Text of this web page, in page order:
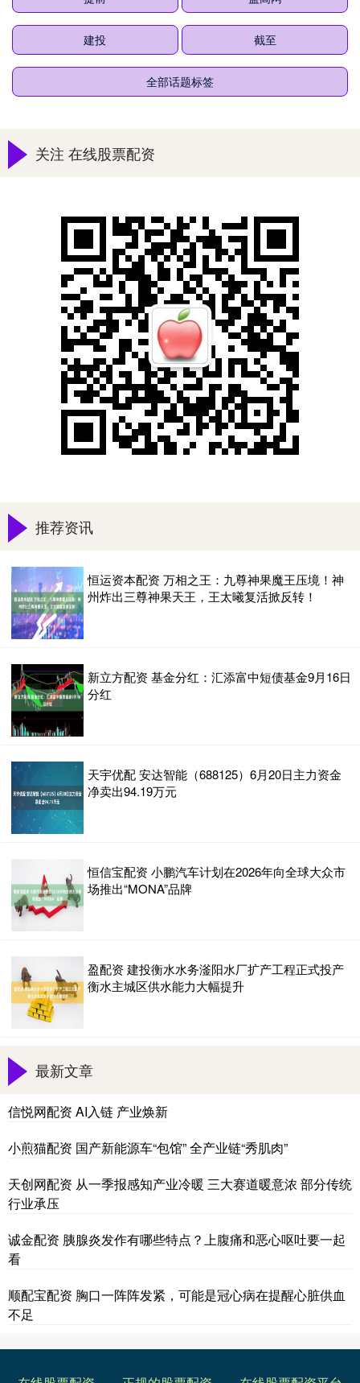
建投 截至
全部话题标签
关注 在线股票配资
推荐资讯
恒运资本配资 万相之王：九尊神果魔王压境！神
州炸出三尊神果天王，王太曦复活掀反转！
新立方配资 基金分红：汇添富中短债基金9月16日
分红
天宇优配 安达智能（688125）6月20日主力资金
净卖出94.19万元
恒信宝配资 小鹏汽车计划在2026年向全球大众市
场推出“MONA”品牌
盈配资 建投衡水水务滏阳水厂扩产工程正式投产
衡水主城区供水能力大幅提升
最新文章
信悦网配资 AI入链 产业焕新
小煎猫配资 国产新能源车“包馆” 全产业链“秀肌肉”
天创网配资 从一季报感知产业冷暖 三大赛道暖意浓 部分传统
行业承压
诚金配资 胰腺炎发作有哪些特点？上腹痛和恶心呕吐要一起
看
顺配宝配资 胸口一阵阵发紧，可能是冠心病在提醒心脏供血
不足